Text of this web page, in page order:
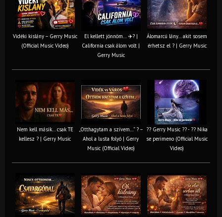
Vidéki kislány – Gerry Music
(Official Music Video)
El kellett jönnöm… ✈️? |
California csak álom volt |
Gerry Music
Álomarcú lány… akit sosem
érhetsz el ? | Gerry Music
Nem kell másik… csak TE
kellesz ? | Gerry Music
„Otthagytam a szívem…” ? –
Ahol a lusta folyó | Gerry
Music (Official Video)
?? Gerry Music ?? - ?? Nika
se perimeno (Official Music
Video)